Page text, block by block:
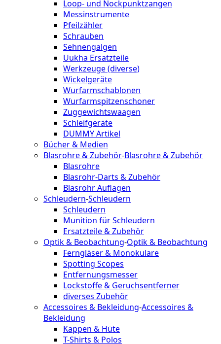
Loop- und Nockpunktzangen
Messinstrumente
Pfeilzähler
Schrauben
Sehnengalgen
Uukha Ersatzteile
Werkzeuge (diverse)
Wickelgeräte
Wurfarmschablonen
Wurfarmspitzenschoner
Zuggewichtswaagen
Schleifgeräte
DUMMY Artikel
Bücher & Medien
Blasrohre & Zubehör-Blasrohre & Zubehör
Blasrohre
Blasrohr-Darts & Zubehör
Blasrohr Auflagen
Schleudern-Schleudern
Schleudern
Munition für Schleudern
Ersatzteile & Zubehör
Optik & Beobachtung-Optik & Beobachtung
Ferngläser & Monokulare
Spotting Scopes
Entfernungsmesser
Lockstoffe & Geruchsentferner
diverses Zubehör
Accessoires & Bekleidung-Accessoires &
Bekleidung
Kappen & Hüte
T-Shirts & Polos